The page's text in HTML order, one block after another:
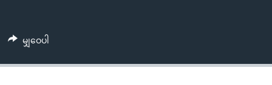
ရန်
မျှဝေပါ